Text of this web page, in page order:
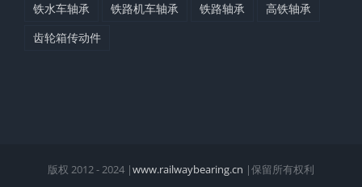
铁水车轴承
铁路机车轴承 铁路轴承
高铁轴承
齿轮箱传动件
版权 2012 - 2024 |www.railwaybearing.cn |保留所有权利